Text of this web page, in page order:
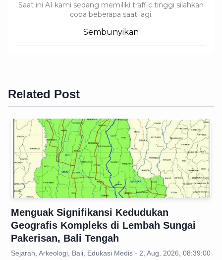
Saat ini AI kami sedang memiliki traffic tinggi silahkan
coba beberapa saat lagi.
Sembunyikan
Related Post
Menguak Signifikansi Kedudukan
Geografis Kompleks di Lembah Sungai
Pakerisan, Bali Tengah
Sejarah, Arkeologi, Bali, Edukasi Medis - 2, Aug, 2026, 08:39:00